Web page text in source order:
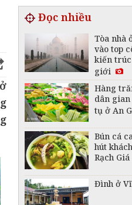
Đọc nhiều
Tòa nhà
vào top
kiến trúc
giới
Hàng
dân
tụ ở An
Bún cá
hút
Rạch Giá
Đình ở